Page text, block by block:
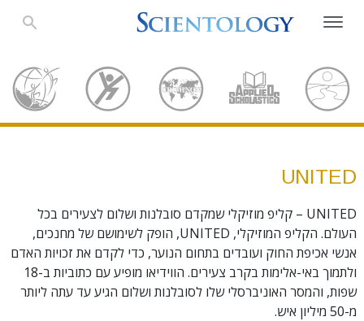
UNITED
UNITED – קליפ מוזיקלי שמקדם סובלנות ושלום לצעירים בכל
העולם. הקליפ המוזיקלי, UNITED, הופק לשימושם של מחנכים,
אנשי אכיפת החוק ועובדים בתחום הנוער, כדי לקדם את זכויות האדם
ולתמוך באי-אלימות בקרב צעירים. הווידיאו מופיע עם כתוביות ב-18
שפות, והמסר האוניברסלי שלו לסובלנות ושלום הגיע עד עתה ליותר
מ-50 מיליון איש.